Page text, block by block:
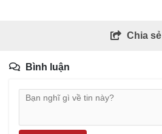
Chia sẻ
Bình luận